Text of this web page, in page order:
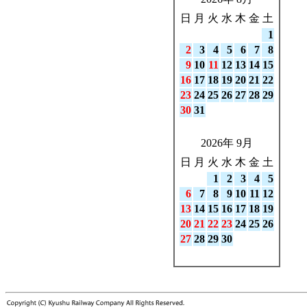
日
月 火 水 木 金 土
1
2
3 4 5 6 7
8
9 10 11 12 13 14 15
16 17 18 19 20 21 22
23 24 25 26 27 28 29
30 31
2026年 9月
日
月 火 水 木 金 土
1
2 3 4
5
6
7 8 9 10 11 12
13 14 15 16 17 18 19
20 21 22 23 24 25 26
27 28 29 30